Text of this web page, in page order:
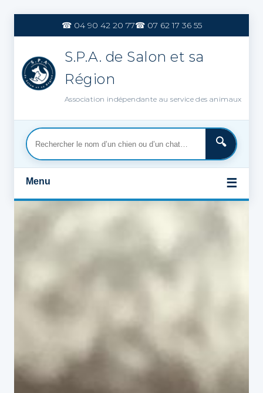
contenu
☎ 04 90 42 20 77☎ 07 62 17 36 55
S.P.A. de Salon et sa
Région
Association indépendante au service des animaux
Menu ☰